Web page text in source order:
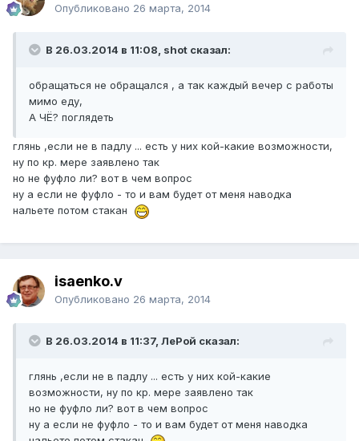
Опубликовано 26 марта, 2014
В 26.03.2014 в 11:08, shot сказал:
обращаться не обращался , а так каждый вечер с работы
мимо еду,
А ЧЁ? поглядеть
глянь ,если не в падлу ... есть у них кой-какие возможности,
ну по кр. мере заявлено так
но не фуфло ли? вот в чем вопрос
ну а если не фуфло - то и вам будет от меня наводка
нальете потом стакан
isaenko.v
Опубликовано 26 марта, 2014
В 26.03.2014 в 11:37, ЛеРой сказал:
глянь ,если не в падлу ... есть у них кой-какие
возможности, ну по кр. мере заявлено так
но не фуфло ли? вот в чем вопрос
ну а если не фуфло - то и вам будет от меня наводка